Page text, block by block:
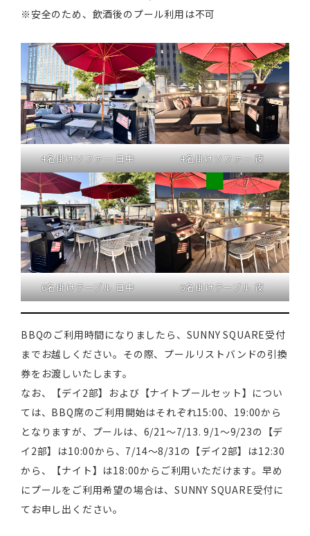
※安全のため、飲酒後のプール利用は不可
4名掛けソファー 日中 4名掛けソファー 夜
6名掛けテーブル 日中 6名掛けテーブル 夜
BBQのご利用時間になりましたら、SUNNY SQUARE受付
までお越しください。その際、プールリストバンドの引換
券をお渡しいたします。
なお、【デイ2部】および【ナイトプールセット】につい
ては、BBQ席のご利用開始はそれぞれ15:00、19:00から
となりますが、プールは、6/21～7/13. 9/1～9/23の【デ
イ2部】は10:00から、7/14～8/31の【デイ2部】は12:30
から、【ナイト】は18:00からご利用いただけます。早め
にプールをご利用希望の場合は、SUNNY SQUARE受付に
てお申し出ください。